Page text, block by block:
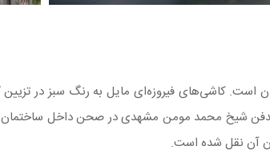
است. کاشی‌های فیروزه‌ای مایل به رنگ سبز در تزیین
شیخ محمد مومن مشهدی در صحن داخل ساختمان
آن نقل شده است.